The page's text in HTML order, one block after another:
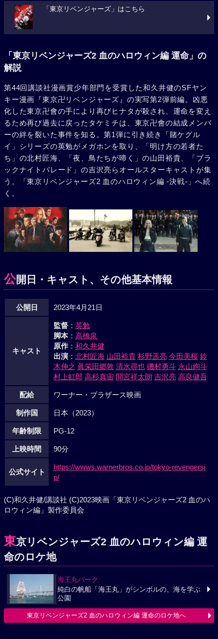
慕う千冬（高杉真宙）。それぞれの思いが交錯し……。
「東京リベンジャーズ」はこちら
「東京リベンジャーズ2 血のハロウィン編 運命」の
解説
第44回講談社漫画賞少年部門を受賞した和久井健のSFヤン
キー漫画『東京卍リベンジャーズ』の実写第2弾前編。凶悪
化した東京卍會の手により再びヒナタが殺され、運命を変え
るため再び過去に戻ったタケミチは、東京卍會の結成メンバ
ーの絆を裂いた事件を知る。第1弾に引き続き「賭ケグル
イ」シリーズの英勉がメガホンを取り、「明け方の若者た
ち」の北村匠海、「夜、鳥たちが啼く」の山田裕貴、「ブラ
ックナイトパレード」の吉沢亮らオールスターキャストが集
う。「東京リベンジャーズ2 血のハロウィン編 -決戦-」へ続
く。
公開日・キャスト、その他基本情報
公開日 2023年4月21日
キャスト
監督： 英勉
脚本： 高橋泉
原作： 和久井健
出演： 北村匠海 山田裕貴 杉野遥亮 今田美桜 鈴
木伸之 眞栄田郷敦 清水尋也 磯村勇斗 永山絢斗
村上虹郎 高杉真宙 間宮祥太朗 吉沢亮 高良健吾
配給 ワーナー・ブラザース映画
制作国 日本（2023）
年齢制限 PG-12
上映時間 90分
公式サイト
https://wwws.warnerbros.co.jp/tokyo-revengersj
p/
(C)和久井健/講談社 (C)2023映画「東京リベンジャーズ2 血のハ
ロウィン編」製作委員会
東京リベンジャーズ2 血のハロウィン編 運
命のロケ地
海王丸パーク
純白の帆船「海王丸」がシンボルの、海を学ぶ
公園
東京リベンジャーズ2 血のハロウィン編 運命のロケ地へ